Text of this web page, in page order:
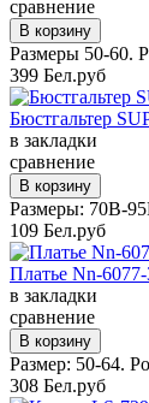
сравнение
Размеры 50-60.
399 Бел.руб
Бюстгальтер
в закладки
сравнение
Размеры: 70B-
109 Бел.руб
Платье Nn-
в закладки
сравнение
Размер: 50-64.
308 Бел.руб